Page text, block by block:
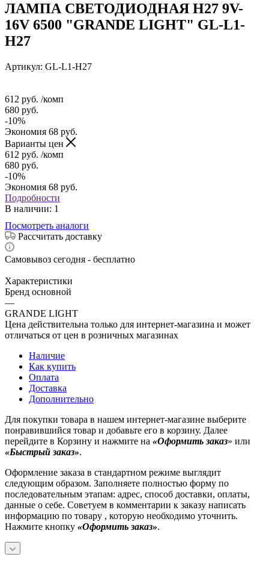
ЛАМПА СВЕТОДИОДНАЯ H27 9V-
16V 6500 "GRANDE LIGHT" GL-L1-
H27
Артикул: GL-L1-H27
612 руб. /комп
680 руб.
-10%
Экономия 68 руб.
Варианты цен
612 руб. /комп
680 руб.
-10%
Экономия 68 руб.
Подробности
В наличии: 1
Посмотреть аналоги
Рассчитать доставку
Самовывоз сегодня - бесплатно
Характеристики
Бренд основной
—
GRANDE LIGHT
Цена действительна только для интернет-магазина и может
отличаться от цен в розничных магазинах
Наличие
Как купить
Оплата
Доставка
Дополнительно
Для покупки товара в нашем интернет-магазине выберите
понравившийся товар и добавьте его в корзину. Далее
перейдите в Корзину и нажмите на «Оформить заказ» или
«Быстрый заказ».
Оформление заказа в стандартном режиме выглядит
следующим образом. Заполняете полностью форму по
последовательным этапам: адрес, способ доставки, оплаты,
данные о себе. Советуем в комментарии к заказу написать
информацию по товару , которую необходимо уточнить.
Нажмите кнопку «Оформить заказ».